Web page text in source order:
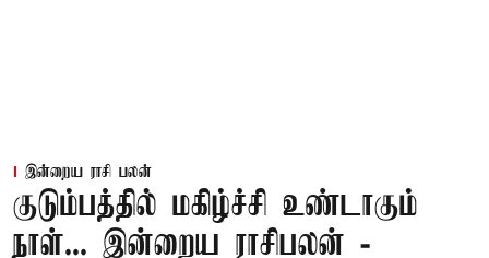
இன்றைய ராசி பலன்
குடும்பத்தில் மகிழ்ச்சி உண்டாகும்
நாள்... இன்றைய ராசிபலன் -